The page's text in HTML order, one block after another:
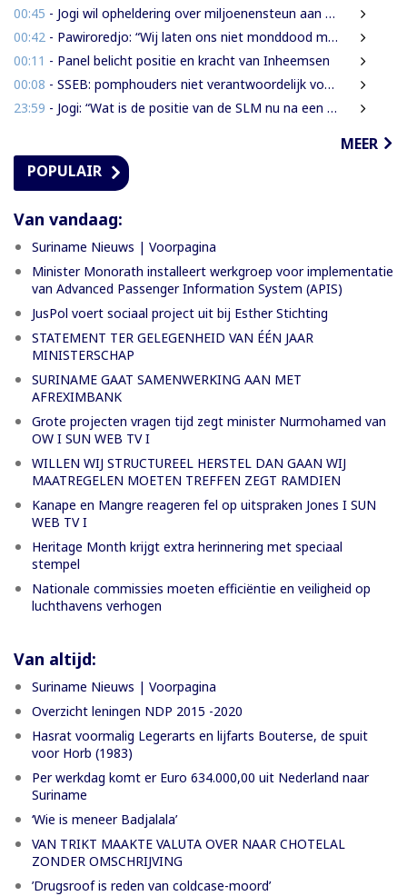
00:45 - Jogi wil opheldering over miljoenensteun aan SLM en de resultaten daarvan
00:42 - Pawiroredjo: “Wij laten ons niet monddood maken”
00:11 - Panel belicht positie en kracht van Inheemsen
00:08 - SSEB: pomphouders niet verantwoordelijk voor hogere brandstofprijs bij afschaffing prijscap
23:59 - Jogi: “Wat is de positie van de SLM nu na een jaar miljoenen aan subsidie?”
MEER
POPULAIR
Van vandaag:
Suriname Nieuws | Voorpagina
Minister Monorath installeert werkgroep voor implementatie
van Advanced Passenger Information System (APIS)
JusPol voert sociaal project uit bij Esther Stichting
STATEMENT TER GELEGENHEID VAN ÉÉN JAAR
MINISTERSCHAP
SURINAME GAAT SAMENWERKING AAN MET
AFREXIMBANK
Grote projecten vragen tijd zegt minister Nurmohamed van
OW I SUN WEB TV I
WILLEN WIJ STRUCTUREEL HERSTEL DAN GAAN WIJ
MAATREGELEN MOETEN TREFFEN ZEGT RAMDIEN
Kanape en Mangre reageren fel op uitspraken Jones I SUN
WEB TV I
Heritage Month krijgt extra herinnering met speciaal
stempel
Nationale commissies moeten efficiëntie en veiligheid op
luchthavens verhogen
Van altijd:
Suriname Nieuws | Voorpagina
Overzicht leningen NDP 2015 -2020
Hasrat voormalig Legerarts en lijfarts Bouterse, de spuit
voor Horb (1983)
Per werkdag komt er Euro 634.000,00 uit Nederland naar
Suriname
‘Wie is meneer Badjalala’
VAN TRIKT MAAKTE VALUTA OVER NAAR CHOTELAL
ZONDER OMSCHRIJVING
’Drugsroof is reden van coldcase-moord’